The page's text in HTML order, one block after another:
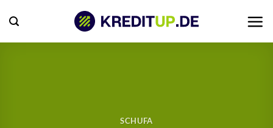
Inhalt
springen
SCHUFA